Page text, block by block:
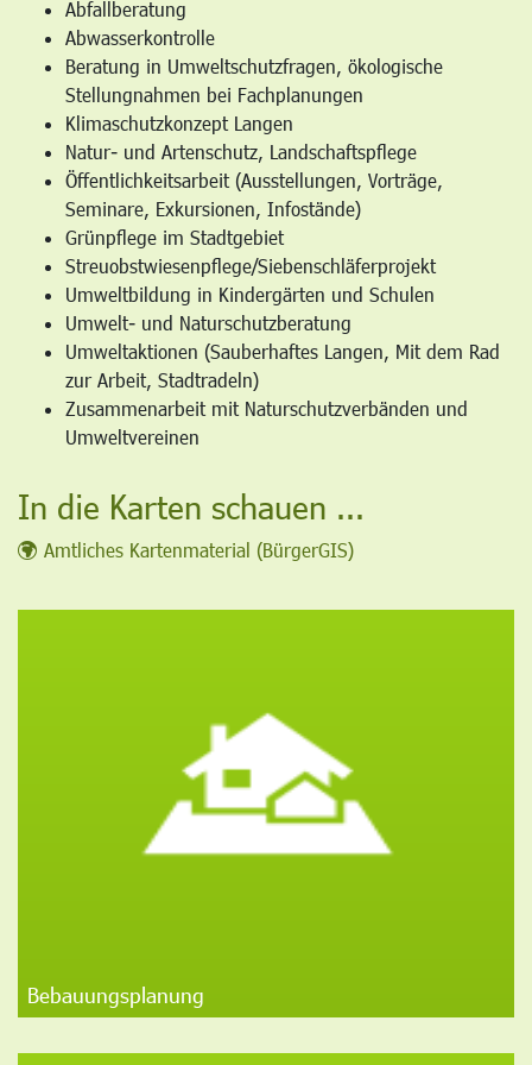
Bebauungsplanung
Abfallberatung
Abwasserkontrolle
Beratung in Umweltschutzfragen, ökologische
Stellungnahmen bei Fachplanungen
Klimaschutzkonzept Langen
Natur- und Artenschutz, Landschaftspflege
Öffentlichkeitsarbeit (Ausstellungen, Vorträge,
Seminare, Exkursionen, Infostände)
Grünpflege im Stadtgebiet
Streuobstwiesenpflege/Siebenschläferprojekt
Umweltbildung in Kindergärten und Schulen
Umwelt- und Naturschutzberatung
Umweltaktionen (Sauberhaftes Langen, Mit dem Rad
zur Arbeit, Stadtradeln)
Zusammenarbeit mit Naturschutzverbänden und
Umweltvereinen
In die Karten schauen ...
Amtliches Kartenmaterial (BürgerGIS)